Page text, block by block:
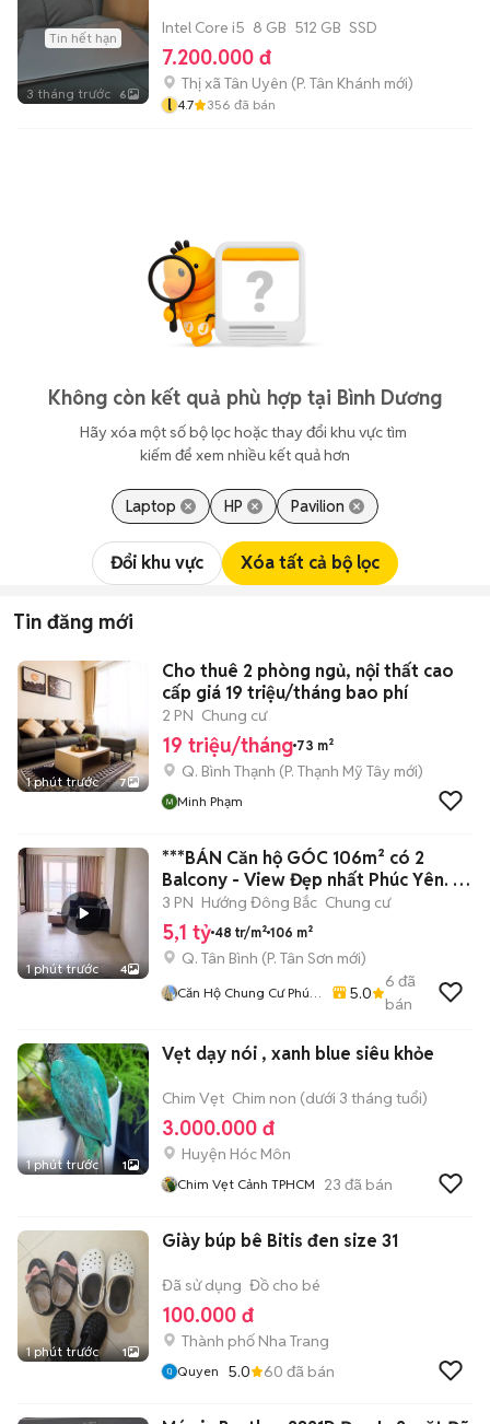
Tin hết hạn
3 tháng trước 6
Intel Core i5 8 GB 512 GB SSD
7.200.000 đ
Thị xã Tân Uyên (P. Tân Khánh mới)
l 4.7 356 đã bán
Không còn kết quả phù hợp tại Bình Dương
Hãy xóa một số bộ lọc hoặc thay đổi khu vực tìm
kiếm để xem nhiều kết quả hơn
Laptop HP Pavilion
Đổi khu vực Xóa tất cả bộ lọc
Tin đăng mới
1 phút trước 7
Cho thuê 2 phòng ngủ, nội thất cao
cấp giá 19 triệu/tháng bao phí
2 PN Chung cư
19 triệu/tháng 73 m²
Q. Bình Thạnh (P. Thạnh Mỹ Tây mới)
Minh Phạm
1 phút trước 4
***BÁN Căn hộ GÓC 106m² có 2
Balcony - View Đẹp nhất Phúc Yên. 📕
SHR.
3 PN Hướng Đông Bắc Chung cư
5,1 tỷ 48 tr/m² 106 m²
Q. Tân Bình (P. Tân Sơn mới)
Căn Hộ Chung Cư Phúc
5.0
6 đã
bán
1 phút trước 1
Vẹt dạy nói , xanh blue siêu khỏe
Chim Vẹt Chim non (dưới 3 tháng tuổi)
3.000.000 đ
Huyện Hóc Môn
Chim Vẹt Cảnh TPHCM 23 đã bán
1 phút trước 1
Giày búp bê Bitis đen size 31
Đã sử dụng Đồ cho bé
100.000 đ
Thành phố Nha Trang
Quyen 5.0 60 đã bán